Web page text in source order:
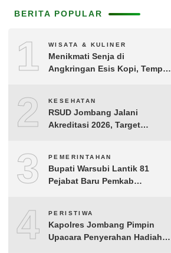
BERITA POPULAR
1 WISATA & KULINER
Menikmati Senja di
Angkringan Esis Kopi, Tempat
2 KESEHATAN
RSUD Jombang Jalani
Akreditasi 2026, Target
Layanan
3 PEMERINTAHAN
Bupati Warsubi Lantik 81
Pejabat Baru Pemkab
4 PERISTIWA
Kapolres Jombang Pimpin
Upacara Penyerahan Hadiah